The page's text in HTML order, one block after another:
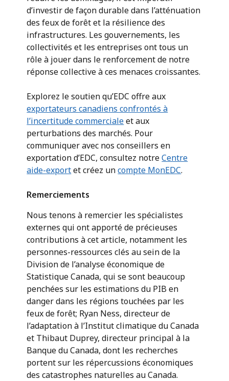
d’investir de façon durable dans l’atténuation
des feux de forêt et la résilience des
infrastructures. Les gouvernements, les
collectivités et les entreprises ont tous un
rôle à jouer dans le renforcement de notre
réponse collective à ces menaces croissantes.
Explorez le soutien qu’EDC offre aux
exportateurs canadiens confrontés à
l’incertitude commercialeet aux
perturbations des marchés. Pour
communiquer avec nos conseillers en
exportation d’EDC, consultez notreCentre
aide-exportet créez uncompte MonEDC.
Remerciements
Nous tenons à remercier les spécialistes
externes qui ont apporté de précieuses
contributions à cet article, notamment les
personnes-ressources clés au sein de la
Division de l’analyse économique de
Statistique Canada, qui se sont beaucoup
penchées sur les estimations du PIB en
danger dans les régions touchées par les
feux de forêt; Ryan Ness, directeur de
l’adaptation à l’Institut climatique du Canada
et Thibaut Duprey, directeur principal à la
Banque du Canada, dont les recherches
portent sur les répercussions économiques
des catastrophes naturelles au Canada.